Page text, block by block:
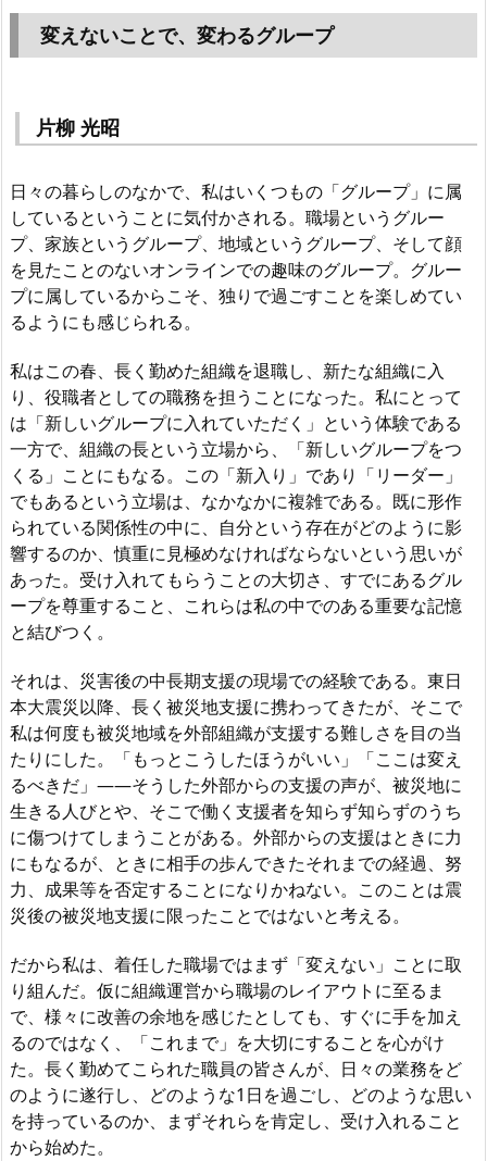
変えないことで、変わるグループ
片柳 光昭
日々の暮らしのなかで、私はいくつもの「グループ」に属
しているということに気付かされる。職場というグルー
プ、家族というグループ、地域というグループ、そして顔
を見たことのないオンラインでの趣味のグループ。グルー
プに属しているからこそ、独りで過ごすことを楽しめてい
るようにも感じられる。
私はこの春、長く勤めた組織を退職し、新たな組織に入
り、役職者としての職務を担うことになった。私にとって
は「新しいグループに入れていただく」という体験である
一方で、組織の長という立場から、「新しいグループをつ
くる」ことにもなる。この「新入り」であり「リーダー」
でもあるという立場は、なかなかに複雑である。既に形作
られている関係性の中に、自分という存在がどのように影
響するのか、慎重に見極めなければならないという思いが
あった。受け入れてもらうことの大切さ、すでにあるグル
ープを尊重すること、これらは私の中でのある重要な記憶
と結びつく。
それは、災害後の中長期支援の現場での経験である。東日
本大震災以降、長く被災地支援に携わってきたが、そこで
私は何度も被災地域を外部組織が支援する難しさを目の当
たりにした。「もっとこうしたほうがいい」「ここは変え
るべきだ」——そうした外部からの支援の声が、被災地に
生きる人びとや、そこで働く支援者を知らず知らずのうち
に傷つけてしまうことがある。外部からの支援はときに力
にもなるが、ときに相手の歩んできたそれまでの経過、努
力、成果等を否定することになりかねない。このことは震
災後の被災地支援に限ったことではないと考える。
だから私は、着任した職場ではまず「変えない」ことに取
り組んだ。仮に組織運営から職場のレイアウトに至るま
で、様々に改善の余地を感じたとしても、すぐに手を加え
るのではなく、「これまで」を大切にすることを心がけ
た。長く勤めてこられた職員の皆さんが、日々の業務をど
のように遂行し、どのような1日を過ごし、どのような思い
を持っているのか、まずそれらを肯定し、受け入れること
から始めた。